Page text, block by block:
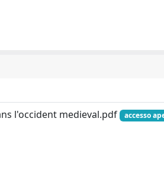
l'occident medieval.pdf
accesso